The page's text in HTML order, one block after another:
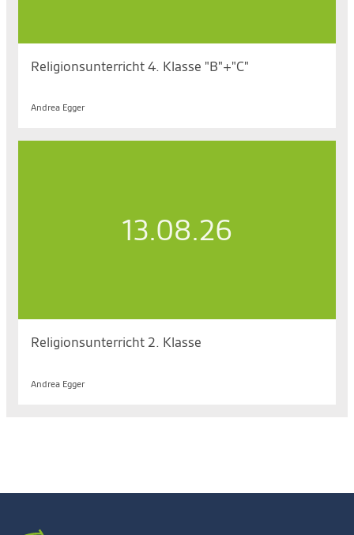
Religionsunterricht 4. Klasse "B"+"C"
Andrea Egger
13.08.26
Religionsunterricht 2. Klasse
Andrea Egger